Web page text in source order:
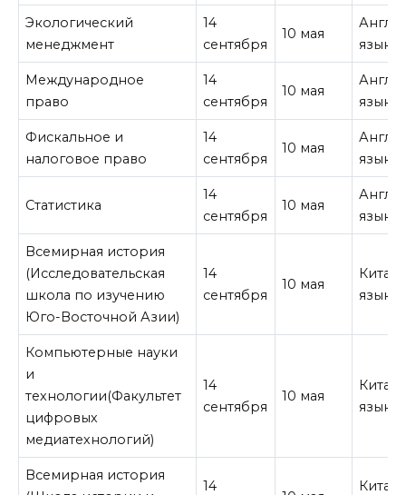
Экологический
менеджмент
14
сентября
10 мая
язык
Международное
право
14
сентября
10 мая
язык
Фискальное и
налоговое право
14
сентября
10 мая
язык
Статистика
14
сентября
10 мая
язык
Всемирная история
(Исследовательская
школа по изучению
Юго-Восточной Азии)
14
сентября
10 мая
язык
Компьютерные науки
и
технологии(Факультет
цифровых
медиатехнологий)
14
сентября
10 мая
язык
Всемирная история
14